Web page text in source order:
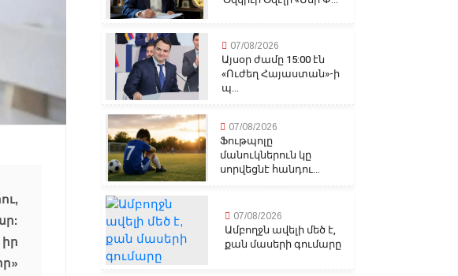
07/08/2026
Այսօր ժամը 15:00 էն
«Ուժեղ Հայաստան»-ի
պ...
07/08/2026
Ֆութպոլը
մանուկներուն կը
սորվեցնէ հանդու...
07/08/2026
Ամբողջն ավելի մեծ է,
քան մասերի գումարը